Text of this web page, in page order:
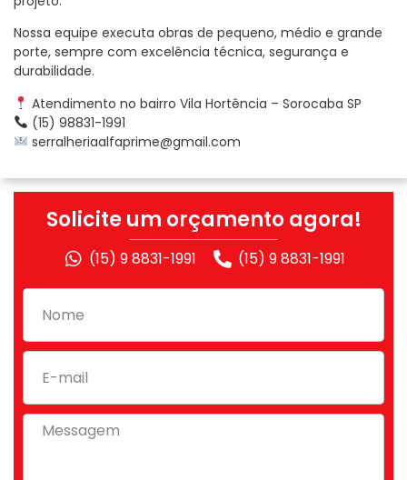
Nossa equipe executa obras de pequeno, médio e grande
porte, sempre com excelência técnica, segurança e
durabilidade.
Atendimento no bairro Vila Hortência – Sorocaba SP
(15) 98831-1991
serralheriaalfaprime@gmail.com
Solicite um orçamento agora!
(15) 9 8831-1991 (15) 9 8831-1991